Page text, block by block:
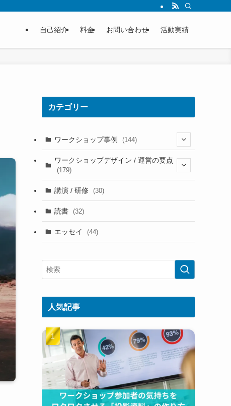
自己紹介 料金 お問い合わせ 活動実績
カテゴリー
ワークショップ事例 (144)
(38)
(30)
(65)
ワークショップデザイン / 運営の要点
(179)
(81)
(99)
講演 / 研修 (30)
読書 (32)
エッセイ (44)
人気記事